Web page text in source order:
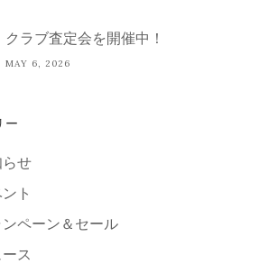
クラブ査定会を開催中！
MAY 6, 2026
ー
せ
ト
ンペーン＆セール
ス